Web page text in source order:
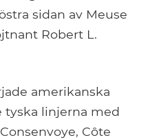
sidan av Meuse
Robert L.
amerikanska
tyska linjerna med
Côte